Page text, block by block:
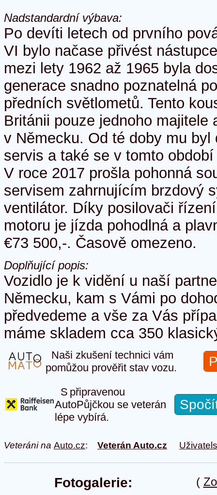
Nadstandardní výbava:
Po devíti letech od prvního
VI bylo načase přivést
mezi lety 1962 až 1965 byla
generace snadno poznatelná
předních světlometů. Tento
Británii pouze jednoho majitele
v Německu. Od té doby mu byl
servis a také se v tomto
V roce 2017 prošla pohonná
servisem zahrnujícím brzdový
ventilátor. Díky posilovači
motoru je jízda pohodlná a
€73 500,-. Časově omezeno.
Doplňující popis:
Vozidlo je k vidění u naší
Německu, kam s Vámi po
předvedeme a vše za Vás
máme skladem cca 350
Naši zkušení technici vám
pomůžou prověřit stav vozu.
S připravenou
AutoPůjčkou se veterán
lépe vybírá.
Veteráni na Auto.cz: Veterán Auto.cz
(
Fotogalerie: